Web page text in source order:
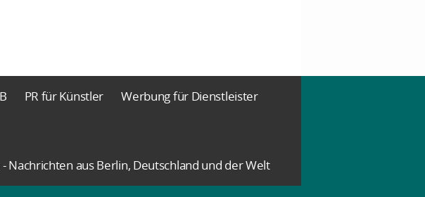
PR für Künstler
Werbung für Dienstleister
aus Berlin, Deutschland und der Welt